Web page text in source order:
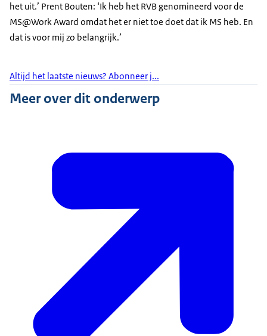
het uit.’ Prent Bouten: ‘Ik heb het RVB genomineerd voor de
MS@Work Award omdat het er niet toe doet dat ik MS heb. En
dat is voor mij zo belangrijk.’
Altijd het laatste nieuws? Abonneer j...
Meer over dit onderwerp